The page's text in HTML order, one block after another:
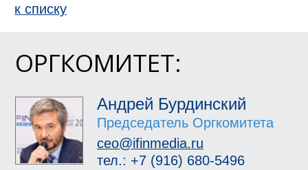
ОРГКОМИТЕТ:
Андрей Бурдинский
Председатель Оргкомитета
ceo@ifinmedia.ru
тел.: +7 (916) 680-5496
к спиcку